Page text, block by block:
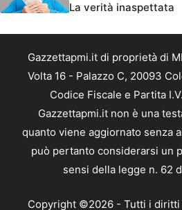
La verità inaspettata
Gazzettapmi.it di proprietà di
Volta 16 - Palazzo C, 20093
Codice Fiscale e Partita
Gazzettapmi.it non è una
quanto viene aggiornato senza
può pertanto considerarsi un
sensi della legge n. 62
Copyright ©2026 - Tutti i